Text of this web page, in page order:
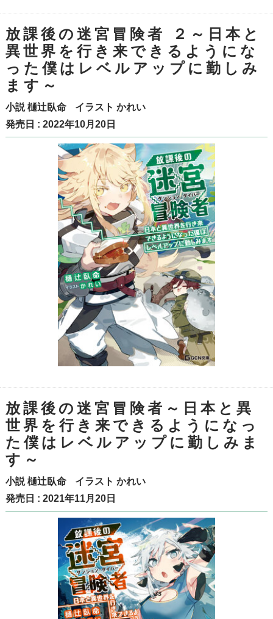
放課後の迷宮冒険者 ２～日本と
異世界を行き来できるようにな
った僕はレベルアップに勤しみ
ます～
小説樋辻臥命 イラスト かれい
発売日 : 2022年10月20日
放課後の迷宮冒険者～日本と異
世界を行き来できるようになっ
た僕はレベルアップに勤しみま
す～
小説樋辻臥命 イラスト かれい
発売日 : 2021年11月20日